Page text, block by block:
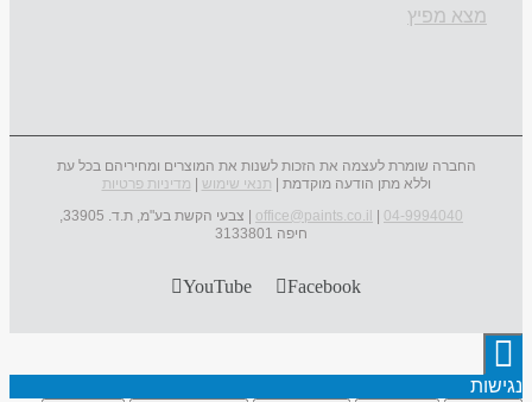
מצא מפיץ
החברה שומרת לעצמה את הזכות לשנות את המוצרים ומחיריהם בכל עת
וללא מתן הודעה מוקדמת | תנאי שימוש
מדיניות פרטיות
04-9994040
office@paints.co.il
| צבעי הקשת בע"מ, ת.ד. 33905,
חיפה 3133801
Facebook
YouTube
נגישות